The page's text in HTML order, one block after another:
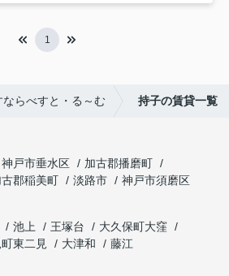
1
らべすと・る～む 持子の賃貸一覧
神戸市垂水区
加古郡播磨町
古郡稲美町 淡路市
神戸市須磨区
池上 王塚台
大久保町大窪
町東二見 大津和
藤江